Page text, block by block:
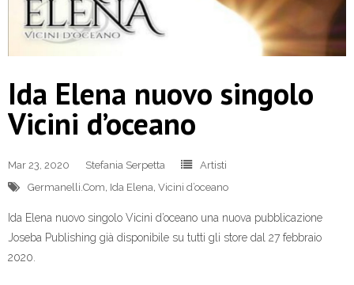
Ida Elena nuovo singolo
Vicini d’oceano
Mar 23, 2020 Stefania Serpetta
Artisti
Germanelli.Com, Ida Elena, Vicini d’oceano
Ida Elena nuovo singolo Vicini d’oceano una nuova pubblicazione
Joseba Publishing già disponibile su tutti gli store dal 27 febbraio
2020.